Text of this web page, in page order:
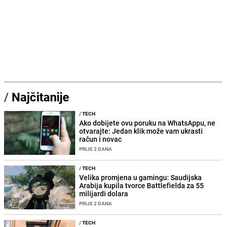
/ Najčitanije
/TECH
Ako dobijete ovu poruku na WhatsAppu, ne
otvarajte: Jedan klik može vam ukrasti
račun i novac
PRIJE 2 DANA
/TECH
Velika promjena u gamingu: Saudijska
Arabija kupila tvorce Battlefielda za 55
milijardi dolara
PRIJE 2 DANA
/TECH